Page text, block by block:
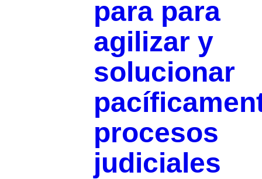
para para
agilizar y
solucionar
procesos
judiciales